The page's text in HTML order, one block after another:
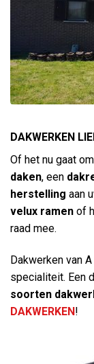
DAKWERKEN
Of het nu gaat om
daken, een
herstelling aan
velux ramen of
raad mee.
Dakwerken van
specialiteit. Een
soorten
DAKWERKEN !